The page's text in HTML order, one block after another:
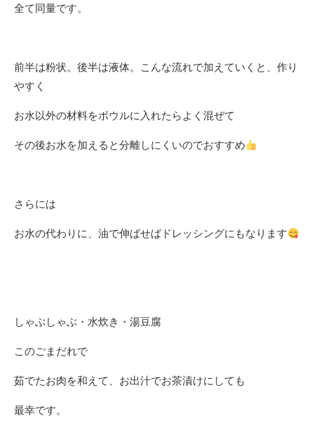
全て同量です。
前半は粉状。後半は液体。こんな流れで加えていくと、作り
やすく
お水以外の材料をボウルに入れたらよく混ぜて
その後お水を加えると分離しにくいのでおすすめ
さらには
お水の代わりに、油で伸ばせばドレッシングにもなります
しゃぶしゃぶ・水炊き・湯豆腐
このごまだれで
茹でたお肉を和えて、お出汁でお茶漬けにしても
最幸です。